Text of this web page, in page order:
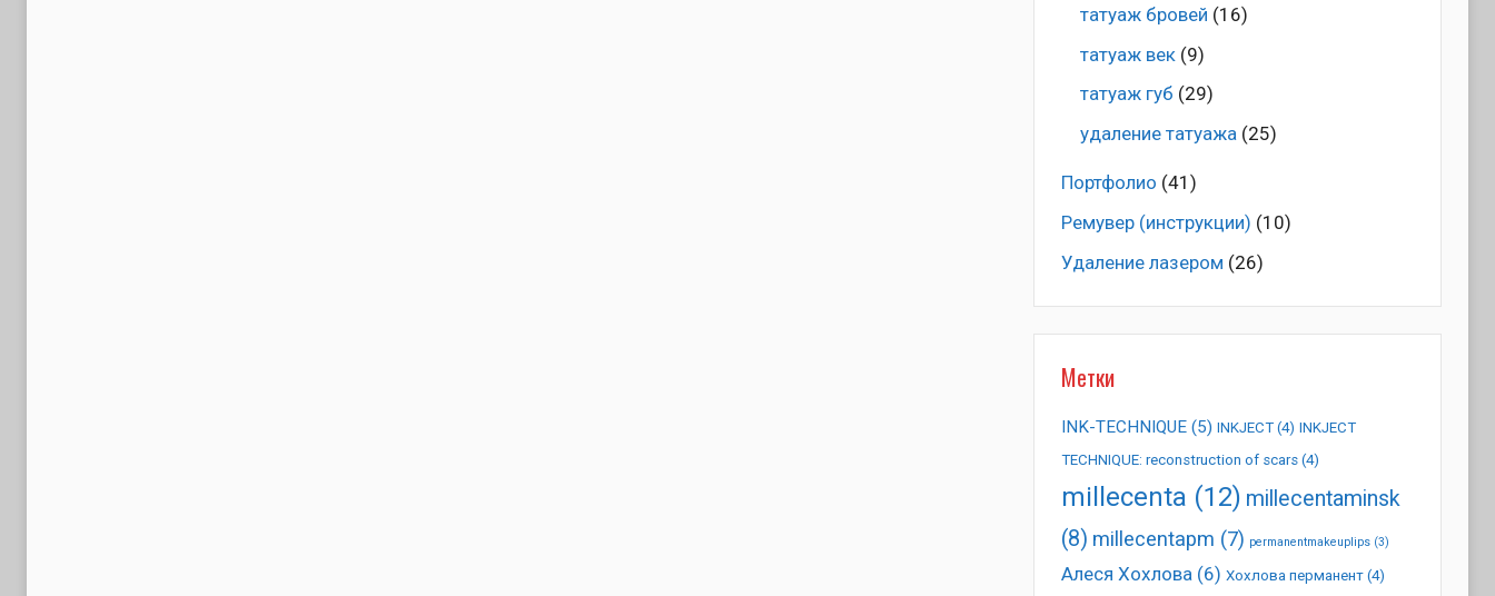
татуаж бровей (16)
татуаж век(9)
татуаж губ (29)
удаление татуажа(25)
Портфолио (41)
Ремувер (инструкции) (10)
Удаление лазером (26)
Метки
INK-TECHNIQUE(5) INKJECT(4) INKJECT
TECHNIQUE: reconstruction of scars(4)
millecenta (12) millecentaminsk
(8) millecentapm (7) permanentmakeuplips(3)
Алеся Хохлова(6) Хохлова перманент(4)